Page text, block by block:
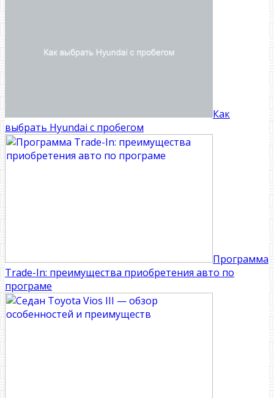
Как
выбрать Hyundai с пробегом
Программа
Trade-In: преимущества приобретения авто по
програме